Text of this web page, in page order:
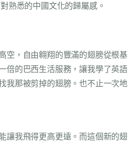
熟悉的中國文化的歸屬感。
空，自由翱翔的豐滿的翅膀從根基
倍的巴西生活服務，讓我學了英語
我那被剪掉的翅膀。也不止一次地
讓我飛得更高更遠。而這個新的翅